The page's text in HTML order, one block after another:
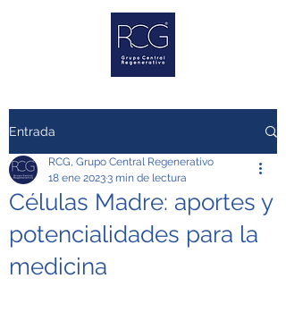
Entrada
Células Madre: aportes y
potencialidades para la
medicina
RCG, Grupo Central Regenerativo
18 ene 20233 min de lectura